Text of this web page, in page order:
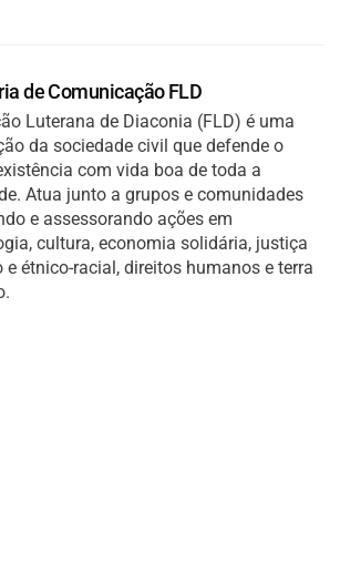
de Comunicação FLD
Luterana de Diaconia (FLD) é uma
da sociedade civil que defende o
com vida boa de toda a
Atua junto a grupos e comunidades
e assessorando ações em
cultura, economia solidária, justiça
e étnico-racial, direitos humanos e terra